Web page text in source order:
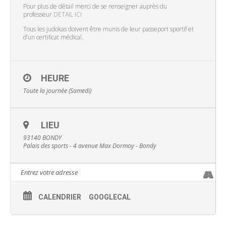
Pour plus de détail merci de se renseigner auprès du
professeur DETAIL ICI
Tous les judokas doivent être munis de leur passeport sportif et
d’un certificat médical.
HEURE
Toute la journée (Samedi)
LIEU
93140 BONDY
Palais des sports - 4 avenue Max Dormoy - Bondy
CALENDRIER GOOGLECAL